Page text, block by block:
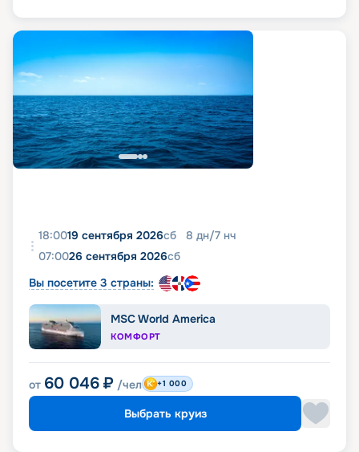
18:0019 сентября 2026сб 8 дн/7 нч
07:0026 сентября 2026сб
Вы посетите 3 страны:
MSC World America
КОМФОРТ
от 60 046 ₽ /чел +1 000
Выбрать круиз